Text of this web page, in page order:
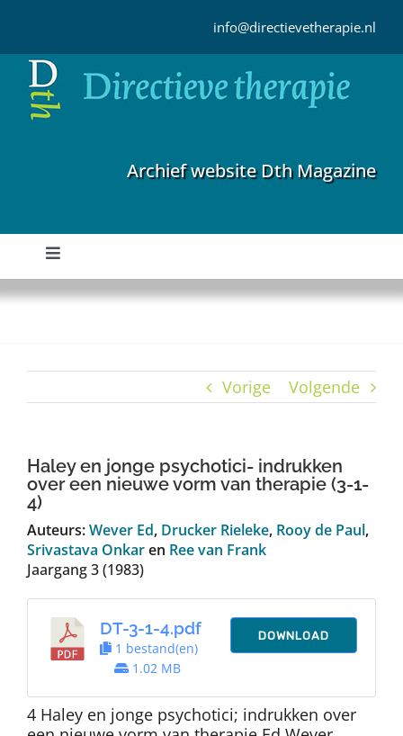
inhoud
info@directievetherapie.nl
Archief website Dth Magazine
Toggle
Navigation
Home
TDT Overzicht
Over Dth
Contact
Vorige Volgende
Haley en jonge psychotici- indrukken
over een nieuwe vorm van therapie (3-1-
4)
Auteurs:Wever Ed, Drucker Rieleke, Rooy de Paul,
Srivastava Onkaren Ree van Frank
Jaargang 3 (1983)
DT-3-1-4.pdf
1 bestand(en)
1.02 MB
DOWNLOAD
4 Haley en jonge psychotici; indrukken over